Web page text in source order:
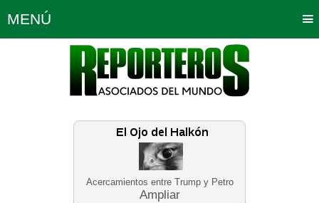
Acercamientos entre Trump y Petro
Ampliar
MENÚ
Política Opinión Bogotá
Planeta Tierra Deportes
Educación Neira